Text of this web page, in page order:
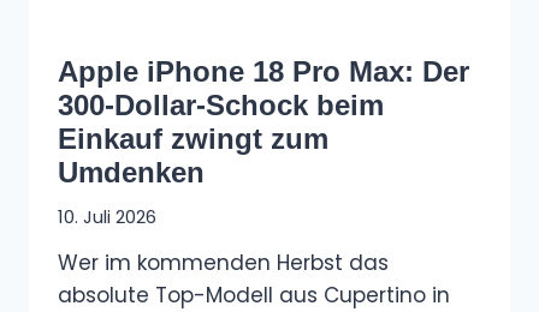
Apple iPhone 18 Pro Max: Der
300-Dollar-Schock beim
Einkauf zwingt zum
Umdenken
10. Juli 2026
Wer im kommenden Herbst das
absolute Top-Modell aus Cupertino in